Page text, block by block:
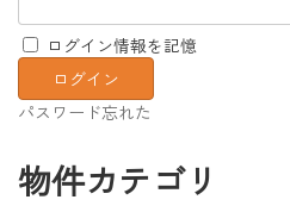
ログイン情報を記憶
パスワード忘れた
物件カテゴリ